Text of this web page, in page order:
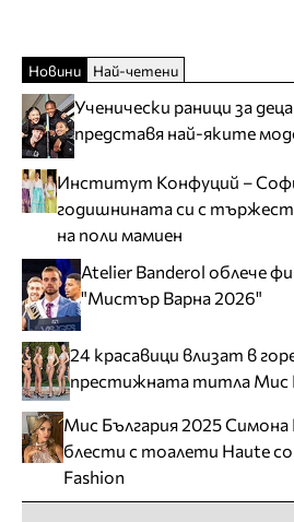
Новини Най-четени
Ученически раници за
представя най-яките
Институт Конфуций –
годишнината си с
на поли мамиен
Atelier Banderol облече
"Мистър Варна 2026"
24 красавици влизат в
престижната титла Мис
Мис България 2025
блести с тоалети Haute
Fashion